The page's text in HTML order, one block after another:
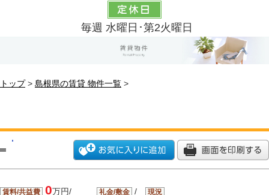
毎週 水曜日･第2火曜日
トップ> 島根県の賃貸 物件一覧 >
賃料/共益費 0万円/ 礼金/敷金 / 現況